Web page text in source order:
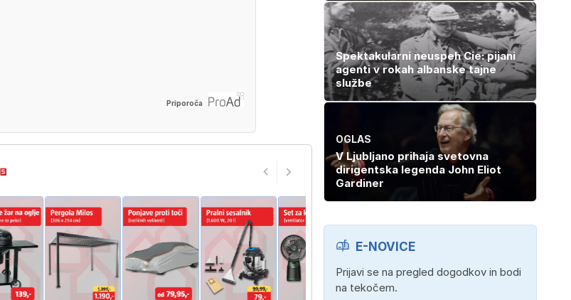
Priporoča
Spektakularni neuspeh Cie: pijani
agenti v rokah albanske tajne
službe
OGLAS
V Ljubljano prihaja svetovna
dirigentska legenda John Eliot
Gardiner
E-NOVICE
Prijavi se na pregled dogodkov in bodi
na tekočem.